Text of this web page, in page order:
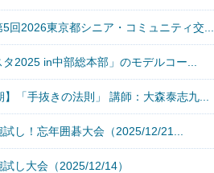
回2026東京都シニア・コミュニティ交...
タ2025 in中部総本部」のモデルコー...
】「手抜きの法則」 講師：大森泰志九...
試し！忘年囲碁大会（2025/12/21...
し大会（2025/12/14）